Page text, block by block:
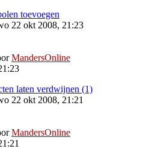
toevoegen
22 okt 2008, 21:23
MandersOnline
laten verdwijnen (1)
22 okt 2008, 21:21
MandersOnline